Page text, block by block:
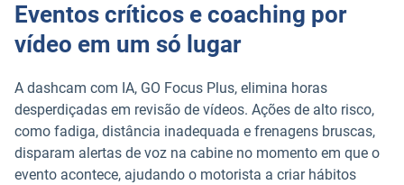
Eventos críticos e coaching por
vídeo em um só lugar
A dashcam com IA, GO Focus Plus, elimina horas
desperdiçadas em revisão de vídeos. Ações de alto risco,
como fadiga, distância inadequada e frenagens bruscas,
disparam alertas de voz na cabine no momento em que o
evento acontece, ajudando o motorista a criar hábitos